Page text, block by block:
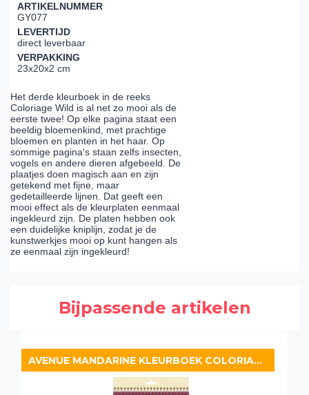
ARTIKELNUMMER
GY077
LEVERTIJD
direct leverbaar
VERPAKKING
23x20x2 cm
Het derde kleurboek in de reeks
Coloriage Wild is al net zo mooi als de
eerste twee! Op elke pagina staat een
beeldig bloemenkind, met prachtige
bloemen en planten in het haar. Op
sommige pagina's staan zelfs insecten,
vogels en andere dieren afgebeeld. De
plaatjes doen magisch aan en zijn
getekend met fijne, maar
gedetailleerde lijnen. Dat geeft een
mooi effect als de kleurplaten eenmaal
ingekleurd zijn. De platen hebben ook
een duidelijke kniplijn, zodat je de
kunstwerkjes mooi op kunt hangen als
ze eenmaal zijn ingekleurd!
Bijpassende artikelen
AVENUE MANDARINE KLEURBOEK COLORIAGE WILD